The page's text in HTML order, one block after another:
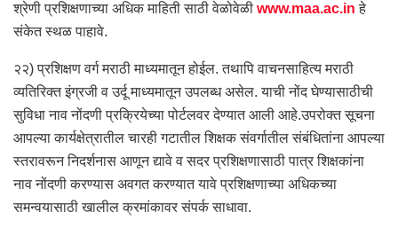
श्रेणी प्रशिक्षणाच्या अधिक माहिती साठी वेळोवेळी www.maa.ac.in हे
संकेत स्थळ पाहावे.
२२) प्रशिक्षण वर्ग मराठी माध्यमातून होईल. तथापि वाचनसाहित्य मराठी
व्यतिरिक्त इंग्रजी व उर्दू माध्यमातून उपलब्ध असेल. याची नोंद घेण्यासाठीची
सुविधा नाव नोंदणी प्रक्रियेच्या पोर्टलवर देण्यात आली आहे.उपरोक्त सूचना
आपल्या कार्यक्षेत्रातील चारही गटातील शिक्षक संवर्गातील संबंधितांना आपल्या
स्तरावरून निदर्शनास आणून द्यावे व सदर प्रशिक्षणासाठी पात्र शिक्षकांना
नाव नोंदणी करण्यास अवगत करण्यात यावे प्रशिक्षणाच्या अधिकच्या
समन्वयासाठी खालील क्रमांकावर संपर्क साधावा.